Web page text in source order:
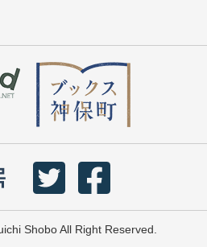
Shobo All Right Reserved.